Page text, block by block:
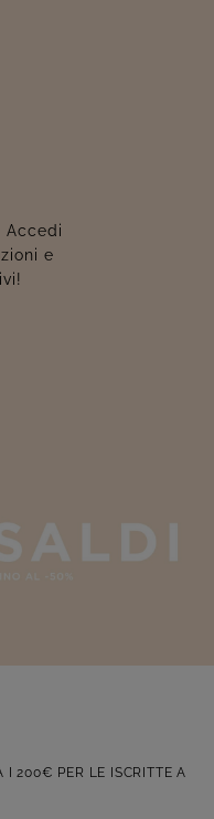
Accedi
e
I 200€ PER LE ISCRITTE A